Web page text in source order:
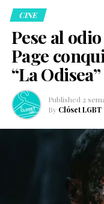
CINE
Pese al
Page
“La Odisea”
Published 2
By Clóset LGBT